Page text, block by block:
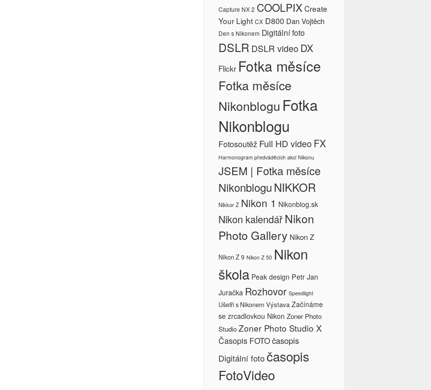
Capture NX 2 COOLPIXCreate
Your Light CX D800 Dan Vojtěch
Den s Nikonem Digitální foto
DSLR DSLR video DX
Flickr Fotka měsíce
Fotka měsíce
Nikonblogu Fotka
Nikonblogu
Fotosoutěž Full HD video FX
Harmonogram předváděcích akcí Nikonu
JSEM | Fotka měsíce
NikonbloguNIKKOR
Nikkor Z Nikon 1 Nikonblog.sk
Nikon kalendářNikon
Photo Gallery Nikon Z
Nikon Z 9 Nikon Z 50 Nikon
škola Peak design Petr Jan
Juračka Rozhovor Speedlight
Ušetři s Nikonem Výstava Začínáme
se zrcadlovkou Nikon Zoner Photo
Studio Zoner Photo Studio X
Časopis FOTOčasopis
Digitální fotočasopis
FotoVideo